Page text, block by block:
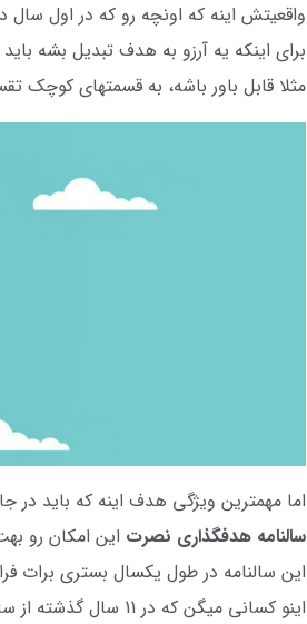
واقعیتش اینه که اونچه رو که در اول
برای اینکه یه آرزو به هدف تبدیل بشه باید 7 ویژگی داشته باشه
مثلا قابل باور باشه، به قسمتهای کوچک
اما مهمترین ویژگی هدف اینه که باید
سالنامه هدفگذاری نصرت این امکان رو
این سالنامه در طول یکسال بستری برات
اینو کسانی میگن که در 11 سال گذشته از سالنامه هدفگذاری نصرت استفاده کردن